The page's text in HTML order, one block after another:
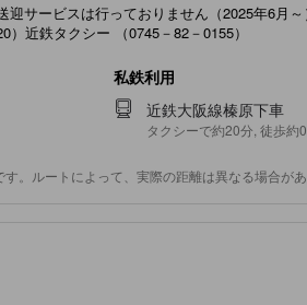
サービスは行っておりません（2025年6月
近鉄タクシー （0745－82－0155）
私鉄利用
近鉄大阪線榛原下車
タクシーで約20分, 徒歩約
。ルートによって、実際の距離は異なる場合があ